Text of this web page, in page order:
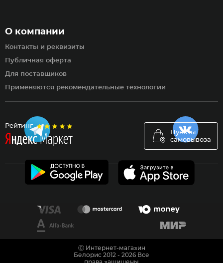
Рейтинг
Пункты
самовывоза
О компании
Контакты и реквизиты
Публичная оферта
Для поставщиков
Применяются рекомендательные технологии
Ⓒ Интернет-магазин
Белорис 2012 - 2026 Все
права защищены